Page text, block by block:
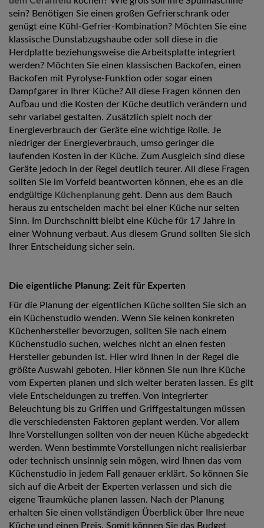
sein? Benötigen Sie einen großen Gefrierschrank oder
genügt eine Kühl-Gefrier-Kombination? Möchten Sie eine
klassische Dunstabzugshaube oder soll diese in die
Herdplatte beziehungsweise die Arbeitsplatte integriert
werden? Möchten Sie einen klassischen Backofen, einen
Backofen mit Pyrolyse-Funktion oder sogar einen
Dampfgarer in Ihrer Küche? All diese Fragen können den
Aufbau und die Kosten der Küche deutlich verändern und
sehr variabel gestalten. Zusätzlich spielt noch der
Energieverbrauch der Geräte eine wichtige Rolle. Je
niedriger der Energieverbrauch, umso geringer die
laufenden Kosten in der Küche. Zum Ausgleich sind diese
Geräte jedoch in der Regel deutlich teurer. All diese Fragen
sollten Sie im Vorfeld beantworten können, ehe es an die
endgültige Küchenplanung geht. Denn aus dem Bauch
heraus zu entscheiden macht bei einer Küche nur selten
Sinn. Im Durchschnitt bleibt eine Küche für 17 Jahre in
einer Wohnung verbaut. Aus diesem Grund sollten Sie sich
Ihrer Entscheidung sicher sein.
Die eigentliche Planung: Zeit für Experten
Für die Planung der eigentlichen Küche sollten Sie sich an
ein Küchenstudio wenden. Wenn Sie keinen konkreten
Küchenhersteller bevorzugen, sollten Sie nach einem
Küchenstudio suchen, welches nicht an einen festen
Hersteller gebunden ist. Hier wird Ihnen in der Regel die
größte Auswahl geboten. Hier können Sie nun Ihre Küche
vom Experten planen und sich weiter beraten lassen. Es gilt
viele Entscheidungen zu treffen. Von integrierter
Beleuchtung bis zu Griffen und Griffgestaltungen müssen
die verschiedensten Faktoren geplant werden. Vor allem
Ihre Vorstellungen sollten von der neuen Küche abgedeckt
werden. Wenn bestimmte Vorstellungen nicht realisierbar
oder technisch unsinnig sein mögen, wird Ihnen das vom
Küchenstudio in jedem Fall genauer erklärt. So können Sie
sich auf die Arbeit der Experten verlassen und sich die
eigene Traumküche planen lassen. Nach der Planung
erhalten Sie einen vollständigen Überblick über Ihre neue
Küche und einen Preis. Somit können Sie das Budget